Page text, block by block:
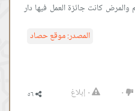
والمرض كانت جائزة العمل فيها دار
المصدر:موقع حصاد
٠ ٠ إبلاغ